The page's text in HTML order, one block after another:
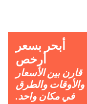
أبحر بسعر
أرخص
قارن بين الأسعار
والأوقات والطرق
في مكان واحد.